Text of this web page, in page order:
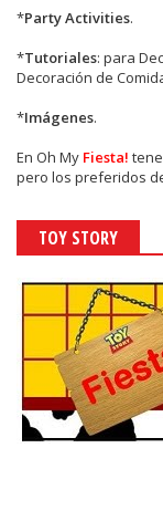
*Party Activities.
*Tutoriales: para
Decoración de
*Imágenes.
En Oh My Fiesta!
pero los preferidos
TOY STORY